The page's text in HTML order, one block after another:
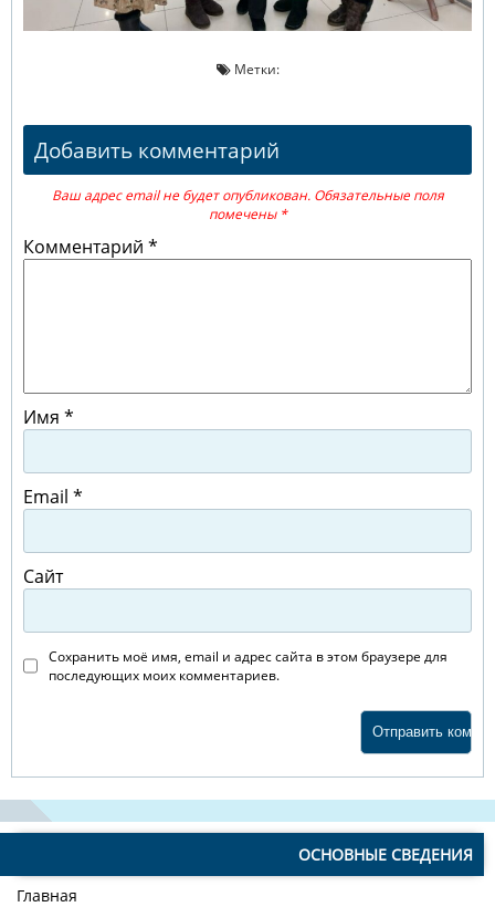
Метки:
Добавить комментарий
Ваш адрес email не будет опубликован. Обязательные поля
помечены *
Комментарий *
Имя *
Email *
Сайт
Сохранить моё имя, email и адрес сайта в этом браузере для
последующих моих комментариев.
ОСНОВНЫЕ СВЕДЕНИЯ
Главная